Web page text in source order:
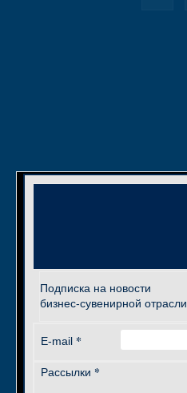
Подписка на новости
бизнес-сувенирной отрасли
E-mail *
Рассылки *